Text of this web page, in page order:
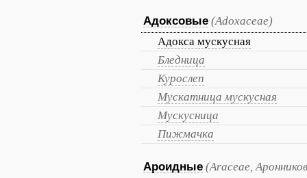
Адоксовые (Adoxaceae)
Адокса мускусная
Бледница
Курослеп
Мускатница мускусная
Мускусница
Пижмачка
Ароидные (Araceae,